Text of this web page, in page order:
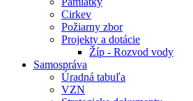
Cirkev
Požiarny zbor
Projekty a dotácie
Žíp - Rozvod vody
Samospráva
Úradná tabuľa
VZN